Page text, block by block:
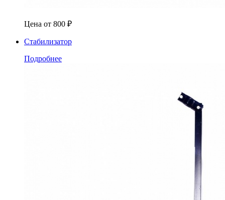
Цена от 800 ₽
Стабилизатор
Подробнее